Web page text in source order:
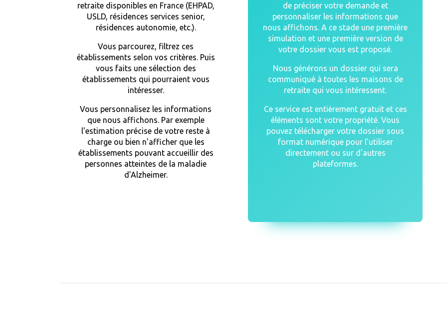
retraite disponibles en France (EHPAD,
USLD, résidences services senior,
résidences autonomie, etc.).
Vous parcourez, filtrez ces
établissements selon vos critères. Puis
vous faits une sélection des
établissements qui pourraient vous
intéresser.
Vous personnalisez les informations
que nous affichons. Par exemple
l'estimation précise de votre reste à
charge ou bien n'afficher que les
établissements pouvant accueillir des
personnes atteintes de la maladie
d'Alzheimer.
de préciser votre demande et
personnaliser les informations que
nous affichons. A ce stade une première
simulation et une première version de
votre dossier vous est proposé.
Nous générons un dossier qui sera
communiqué à toutes les maisons de
retraite qui vous intéressent.
Ce service est entièrement gratuit et ces
éléments sont votre propriété. Vous
pouvez télécharger votre dossier sous
format numérique pour l'utiliser
directement ou sur d'autres
plateformes.